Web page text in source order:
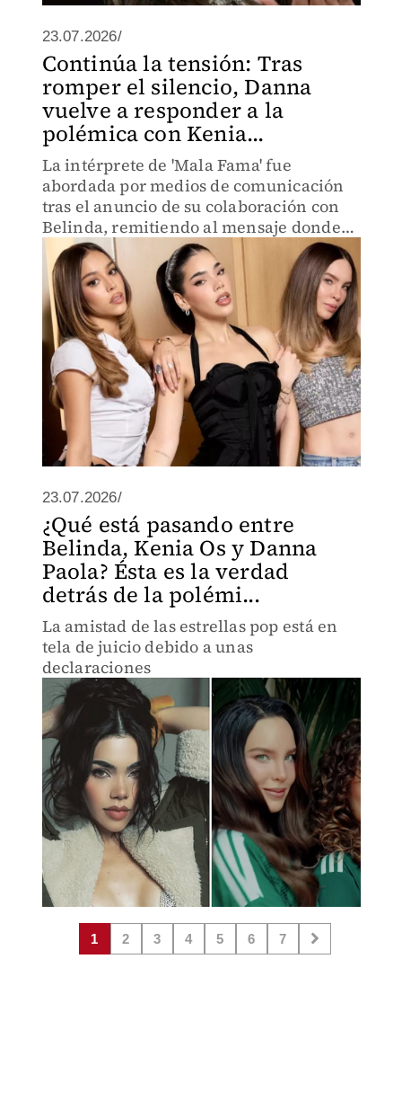
23.07.2026/
Continúa la tensión: Tras
romper el silencio, Danna
vuelve a responder a la
polémica con Kenia...
La intérprete de 'Mala Fama' fue
abordada por medios de comunicación
tras el anuncio de su colaboración con
Belinda, remitiendo al mensaje donde
pidió frenar el odio entre fandoms.
23.07.2026/
¿Qué está pasando entre
Belinda, Kenia Os y Danna
Paola? Ésta es la verdad
detrás de la polémi...
La amistad de las estrellas pop está en
tela de juicio debido a unas
declaraciones
1 2 3 4 5 6 7